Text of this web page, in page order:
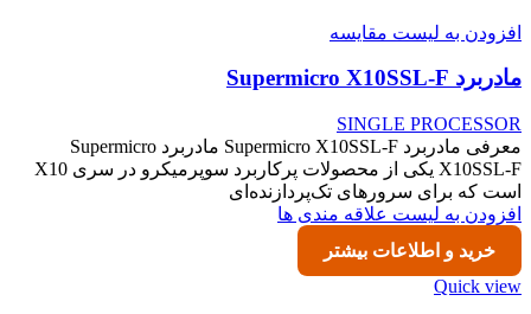
افزودن به لیست مقایسه
مادربرد Supermicro X10SSL-F
SINGLE PROCESSOR
معرفی مادربرد Supermicro X10SSL-F مادربرد Supermicro
X10SSL-F یکی از محصولات پرکاربرد سوپرمیکرو در سری X10
است که برای سرورهای تک‌پردازنده‌ای
افزودن به لیست علاقه مندی ها
خرید و اطلاعات بیشتر
Quick view